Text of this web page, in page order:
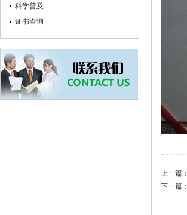
科学普及
证书查询
上一篇：
下一篇：